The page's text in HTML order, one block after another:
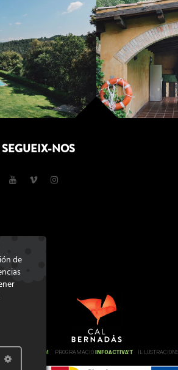
SEGUEIX-NOS
GRATSTUDIO.COM PROGRAMACIÓ INFOACTIVA'T
de